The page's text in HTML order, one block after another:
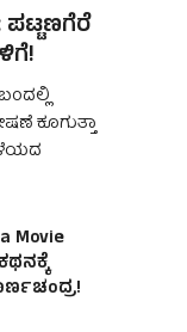
ಪಟ್ಟಣಗೆರೆ
ಕೂಗುತ್ತಾ
Movie